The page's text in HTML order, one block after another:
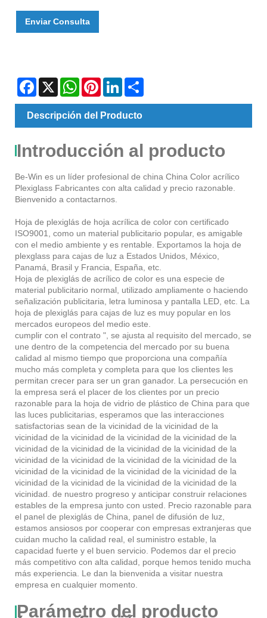
Enviar Consulta
Facebook
X WhatsAppPinterestLinkedIn
Descripción del Producto
Introducción al producto
Be-Win es un líder profesional de china China Color acrílico
Plexiglass Fabricantes con alta calidad y precio razonable.
Bienvenido a contactarnos.
Hoja de plexiglás de hoja acrílica de color con certificado
ISO9001, como un material publicitario popular, es amigable
con el medio ambiente y es rentable. Exportamos la hoja de
plexglass para cajas de luz a Estados Unidos, México,
Panamá, Brasil y Francia, España, etc.
Hoja de plexiglás de acrílico de color es una especie de
material publicitario normal, utilizado ampliamente o haciendo
señalización publicitaria, letra luminosa y pantalla LED, etc. La
hoja de plexiglás para cajas de luz es muy popular en los
mercados europeos del medio este.
cumplir con el contrato ", se ajusta al requisito del mercado, se
une dentro de la competencia del mercado por su buena
calidad al mismo tiempo que proporciona una compañía
mucho más completa y completa para que los clientes les
permitan crecer para ser un gran ganador. La persecución en
la empresa será el placer de los clientes por un precio
razonable para la hoja de vidrio de plástico de China para que
las luces publicitarias, esperamos que las interacciones
satisfactorias sean de la vicinidad de la vicinidad de la
vicinidad de la vicinidad de la vicinidad de la vicinidad de la
vicinidad de la vicinidad de la vicinidad de la vicinidad de la
vicinidad de la vicinidad de la vicinidad de la vicinidad de la
vicinidad de la vicinidad de la vicinidad de la vicinidad de la
vicinidad de la vicinidad de la vicinidad de la vicinidad de la
vicinidad. de nuestro progreso y anticipar construir relaciones
estables de la empresa junto con usted. Precio razonable para
el panel de plexiglás de China, panel de difusión de luz,
estamos ansiosos por cooperar con empresas extranjeras que
cuidan mucho la calidad real, el suministro estable, la
capacidad fuerte y el buen servicio. Podemos dar el precio
más competitivo con alta calidad, porque hemos tenido mucha
más experiencia. Le dan la bienvenida a visitar nuestra
empresa en cualquier momento.
Parámetro del producto